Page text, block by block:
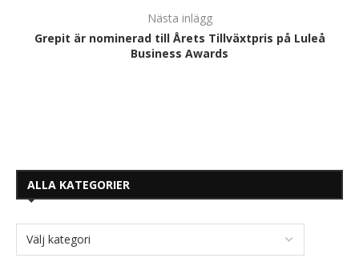
Nästa inlägg
Grepit är nominerad till Årets Tillväxtpris på Luleå
Business Awards
ALLA KATEGORIER